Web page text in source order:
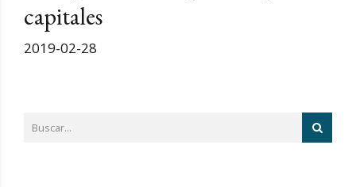
capitales
2019-02-28